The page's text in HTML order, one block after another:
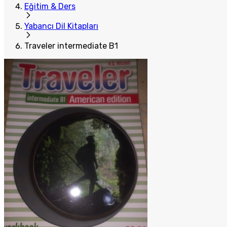
Eğitim & Ders
Yabancı Dil Kitapları
Traveler intermediate B1